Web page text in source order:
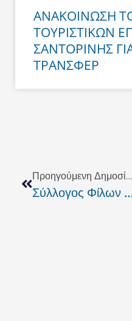
ΑΝΑΚΟΙΝΩΣΗ
ΤΟΥΡΙΣΤΙΚΩΝ
ΣΑΝΤΟΡΙΝΗΣ
ΤΡΑΝΣΦΕΡ
Προηγούμενη Δημοσίευση
Σύλλογος Φίλων